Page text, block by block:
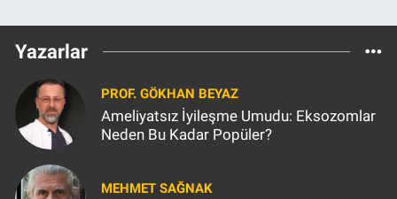
Yazarlar
PROF. GÖKHAN BEYAZ
Ameliyatsız İyileşme Umudu: Eksozomlar
Neden Bu Kadar Popüler?
MEHMET SAĞNAK